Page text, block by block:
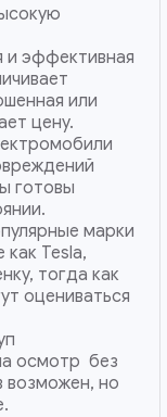
и эффективная
или
цену.
готовы
марки
Tesla,
тогда как
оцениваться
осмотр без
возможен, но